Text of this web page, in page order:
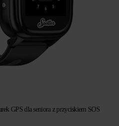
GPS dla seniora z przyciskiem SOS